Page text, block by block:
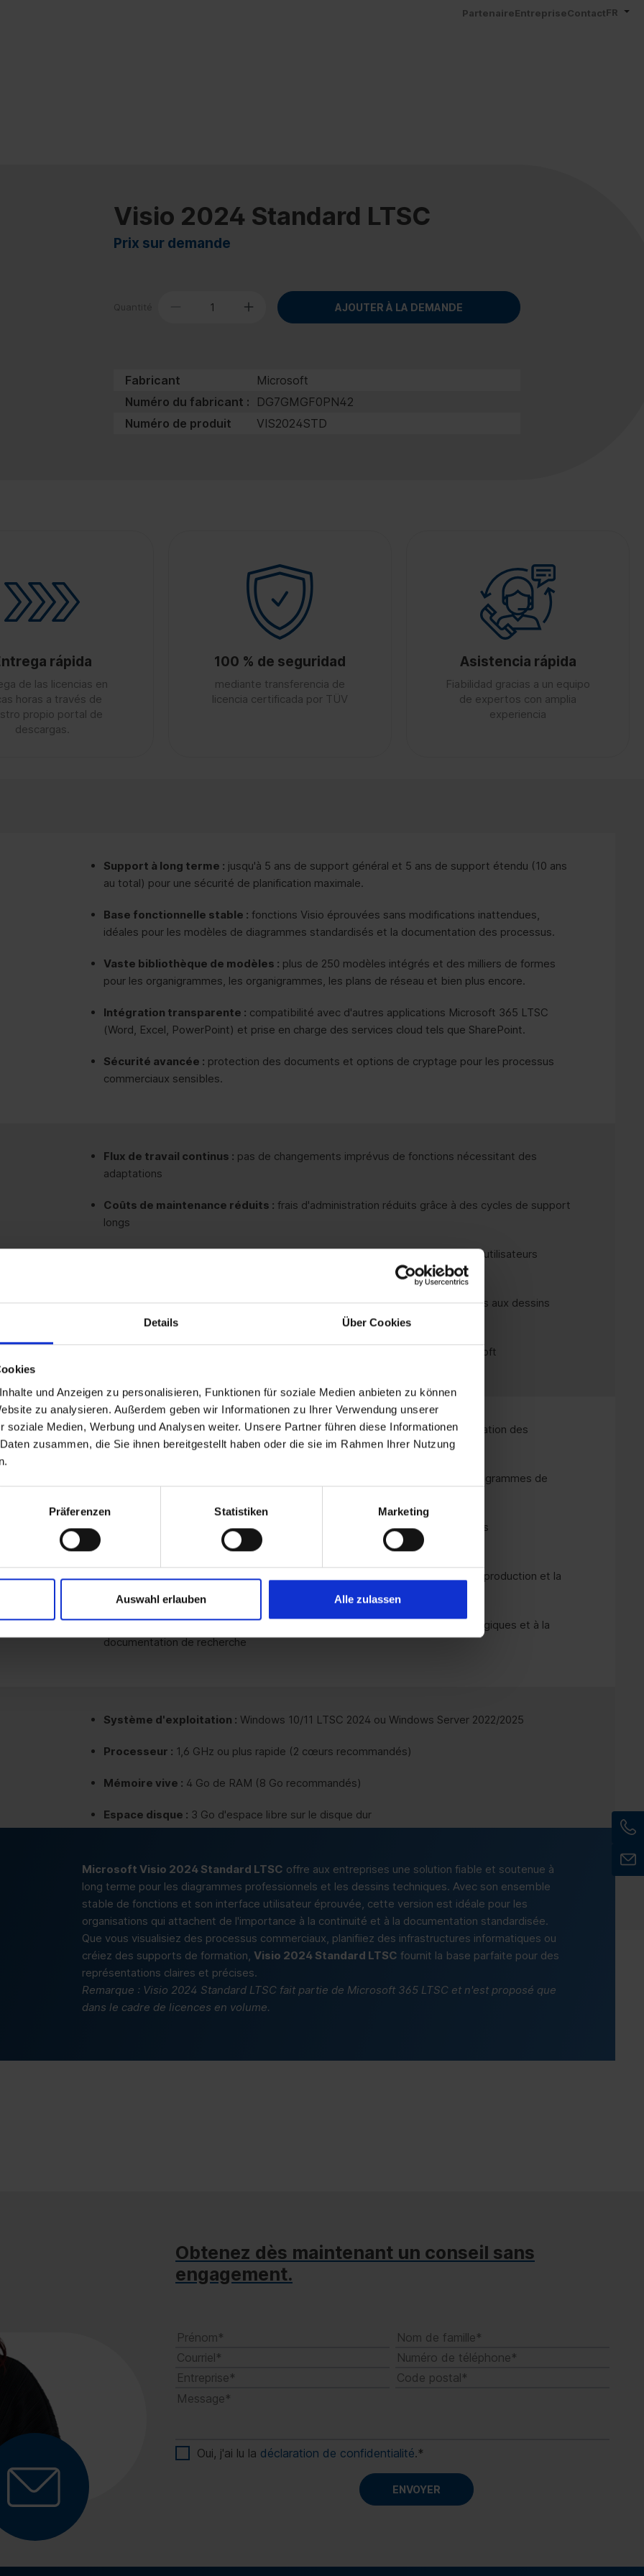
Details Über Cookies
und Anzeigen zu personalisieren, Funktionen für soziale Medien anbieten zu können
zu analysieren. Außerdem geben wir Informationen zu Ihrer Verwendung unserer
soziale Medien, Werbung und Analysen weiter. Unsere Partner führen diese Informationen
zusammen, die Sie ihnen bereitgestellt haben oder die sie im Rahmen Ihrer Nutzung
Präferenzen Statistiken Marketing
Auswahl erlauben Alle zulassen
PartenaireEntrepriseContactFR
Visio 2024 Standard LTSC
Prix sur demande
Quantité AJOUTER À LA DEMANDE
Fabricant
Microsoft
Numéro du fabricant :
DG7GMGF0PN42
Numéro de produit
VIS2024STD
rápida
de las licencias en
horas a través de
propio portal de
descargas.
100 % de seguridad
mediante transferencia de
licencia certificada por TÜV
Asistencia rápida
Fiabilidad gracias a un equipo
de expertos con amplia
experiencia
Support à long terme : jusqu'à 5 ans de support général et 5 ans de support étendu (10 ans
au total) pour une sécurité de planification maximale.
Base fonctionnelle stable : fonctions Visio éprouvées sans modifications inattendues,
idéales pour les modèles de diagrammes standardisés et la documentation des processus.
Vaste bibliothèque de modèles : plus de 250 modèles intégrés et des milliers de formes
pour les organigrammes, les organigrammes, les plans de réseau et bien plus encore.
Intégration transparente : compatibilité avec d'autres applications Microsoft 365 LTSC
(Word, Excel, PowerPoint) et prise en charge des services cloud tels que SharePoint.
Sécurité avancée : protection des documents et options de cryptage pour les processus
commerciaux sensibles.
Flux de travail continus : pas de changements imprévus de fonctions nécessitant des
adaptations
Coûts de maintenance réduits : frais d'administration réduits grâce à des cycles de support
longs
Interface utilisateur éprouvée :environnement de travail familier pour les utilisateurs
Possibilités d'utilisation flexibles :Des simples diagrammes de processus aux dessins
techniques complexes
conformité totale avec les conditions de licence Microsoft
Conseils d'entreprise & gestion des processus :idéal pour la documentation des
processus d'entreprise et des flux de travail
parfait pour les diagrammes de
Autorités & administration publique :
solution optimale pour les structures
organisationnelles et les processus administratifs
Industrie & fabrication :Prend en charge la visualisation des processus de production et la
gestion de la qualité
Établissements d'enseignement :
Convient bien aux diagrammes pédagogiques et à la
documentation de recherche
Système d'exploitation : Windows 10/11 LTSC 2024 ou Windows Server 2022/2025
Processeur : 1,6 GHz ou plus rapide (2 cœurs recommandés)
Mémoire vive : 4 Go de RAM (8 Go recommandés)
Espace disque : 3 Go d'espace libre sur le disque dur
Microsoft Visio 2024 Standard LTSC offre aux entreprises une solution fiable et soutenue à
long terme pour les diagrammes professionnels et les dessins techniques. Avec son ensemble
stable de fonctions et son interface utilisateur éprouvée, cette version est idéale pour les
organisations qui attachent de l'importance à la continuité et à la documentation standardisée.
Que vous visualisiez des processus commerciaux, planifiiez des infrastructures informatiques ou
créiez des supports de formation, Visio 2024 Standard LTSC fournit la base parfaite pour des
représentations claires et précises.
Remarque : Visio 2024 Standard LTSC fait partie de Microsoft 365 LTSC et n'est proposé que
dans le cadre de licences en volume.
Obtenez dès maintenant un conseil sans
engagement.
Oui, j'ai lu la déclaration de confidentialité.*